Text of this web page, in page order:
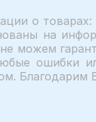
о
на
можем
ошибки
Благодарим